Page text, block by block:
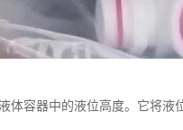
体容器中的液位高度。它将液